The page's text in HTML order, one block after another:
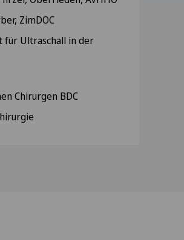
ZimDOC
für Ultraschall in der
Chirurgen BDC